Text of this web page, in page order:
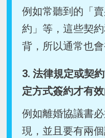
例如常聽到的「
約」等，這些契
背，所以通常也
3. 法律規定或契
定方式簽約才有效
例如離婚協議書
現，並且要有兩